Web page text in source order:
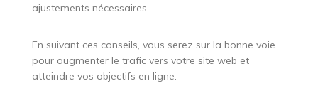
ajustements nécessaires.
En suivant ces conseils, vous serez sur la bonne voie
pour augmenter le trafic vers votre site web et
atteindre vos objectifs en ligne.